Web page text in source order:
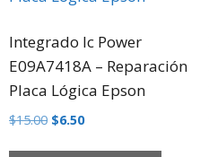
Integrado Ic Power
E09A7418A – Reparación
Placa Lógica Epson
$15.00 $6.50